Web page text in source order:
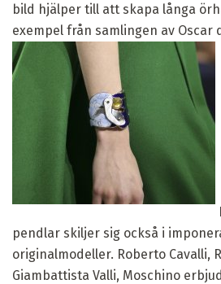
bild hjälper till att skapa långa
exempel från samlingen av Oscar
pendlar skiljer sig också i
originalmodeller. Roberto Cavalli,
Giambattista Valli, Moschino